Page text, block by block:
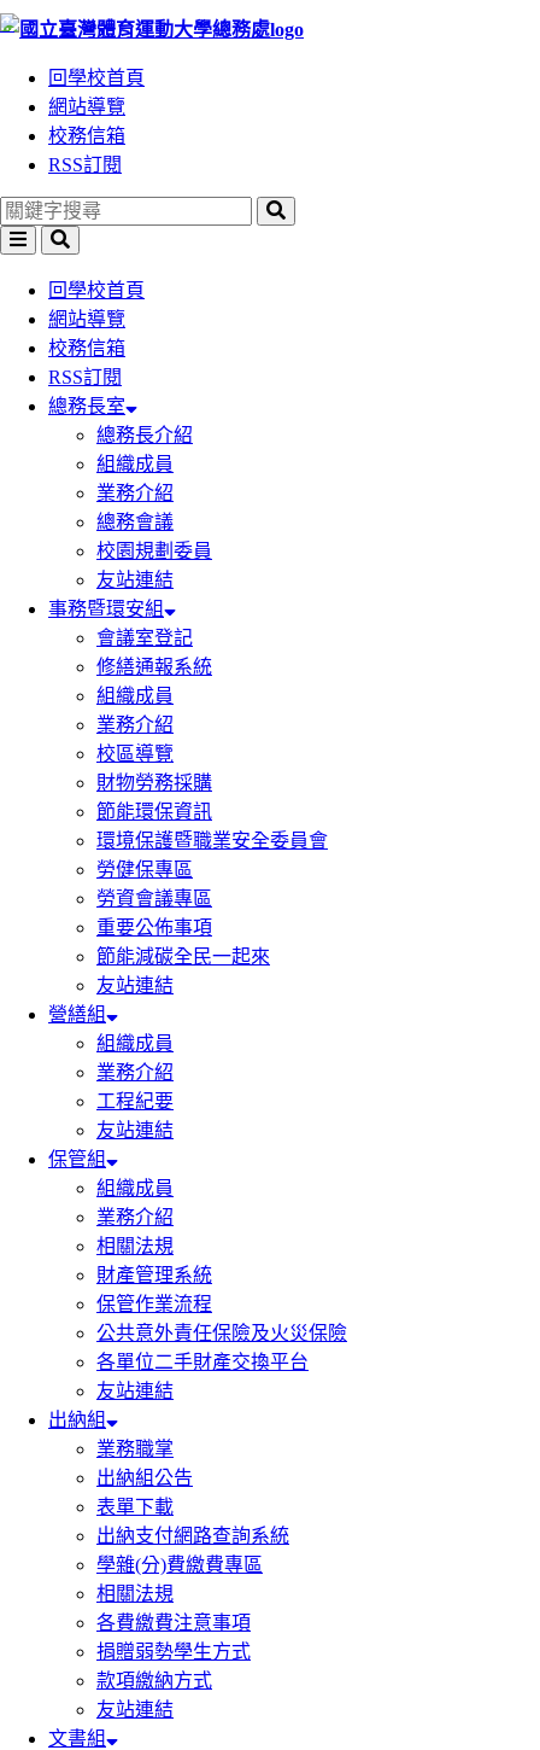
跳
區
塊
:::
回學校首頁
網站導覽
校務信箱
RSS訂閱
回學校首頁
網站導覽
校務信箱
RSS訂閱
總務長室
總務長介紹
組織成員
業務介紹
總務會議
校園規劃委員
友站連結
事務暨環安組
會議室登記
修繕通報系統
組織成員
業務介紹
校區導覽
財物勞務採購
節能環保資訊
環境保護暨職業安全委員會
勞健保專區
勞資會議專區
重要公佈事項
節能減碳全民一起來
友站連結
營繕組
組織成員
業務介紹
工程紀要
友站連結
保管組
組織成員
業務介紹
相關法規
財產管理系統
保管作業流程
公共意外責任保險及火災保險
各單位二手財產交換平台
友站連結
出納組
業務職掌
出納組公告
表單下載
出納支付網路查詢系統
學雜(分)費繳費專區
相關法規
各費繳費注意事項
捐贈弱勢學生方式
款項繳納方式
友站連結
文書組